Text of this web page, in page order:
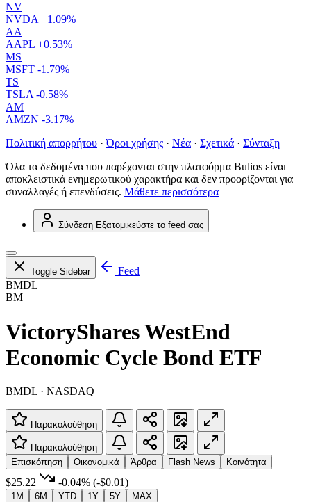
NV
NVDA +1.09%
AA
AAPL +0.53%
MS
MSFT -1.79%
TS
TSLA -0.58%
AM
AMZN -3.17%
Πολιτική απορρήτου · Όροι χρήσης · Νέα · Σχετικά · Σύνταξη
Όλα τα δεδομένα που παρέχονται στην πλατφόρμα Bulios είναι
αποκλειστικά ενημερωτικού χαρακτήρα και δεν προορίζονται για
συναλλαγές ή επενδύσεις. Μάθετε περισσότερα
Σύνδεση Εξατομικεύστε το feed σας
Toggle Sidebar
Feed
BMDL
BM
VictoryShares WestEnd
Economic Cycle Bond ETF
BMDL · NASDAQ
Παρακολούθηση
Παρακολούθηση
Επισκόπηση
Οικονομικά Άρθρα Flash News Κοινότητα
$25.22 -0.04% (-$0.01)
1M 6M YTD 1Y 5Y MAX